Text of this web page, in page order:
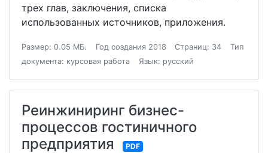
трех глав, заключения, списка
использованных источников, приложения.
Размер: 0.05 МБ. Год создания 2018 Страниц: 34
Тип
документа: курсовая работа
Язык: русский
Реинжиниринг бизнес-
процессов гостиничного
предприятия
PDF